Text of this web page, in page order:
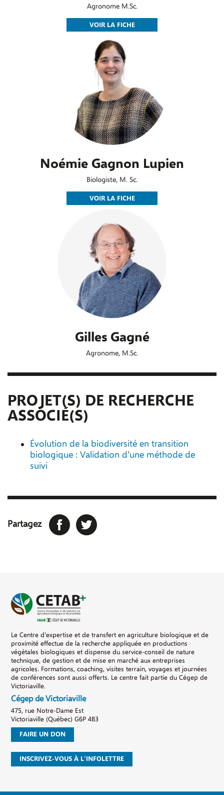
Agronome M.Sc.
VOIR LA FICHE
Noémie Gagnon Lupien
Biologiste, M. Sc.
VOIR LA FICHE
Gilles Gagné
Agronome, M.Sc.
PROJET(S) DE RECHERCHE
ASSOCIÉ(S)
Évolution de la biodiversité en transition
biologique : Validation d’une méthode de
suivi
Partagez FacebookTwitter
Le Centre d’expertise et de transfert en agriculture biologique et de
proximité effectue de la recherche appliquée en productions
végétales biologiques et dispense du service-conseil de nature
technique, de gestion et de mise en marché aux entreprises
agricoles. Formations, coaching, visites terrain, voyages et journées
de conférences sont aussi offerts. Le centre fait partie du Cégep de
Victoriaville.
Cégep de Victoriaville
475, rue Notre-Dame Est
Victoriaville (Québec) G6P 4B3
FAIRE UN DON
INSCRIVEZ-VOUS À L'INFOLETTRE